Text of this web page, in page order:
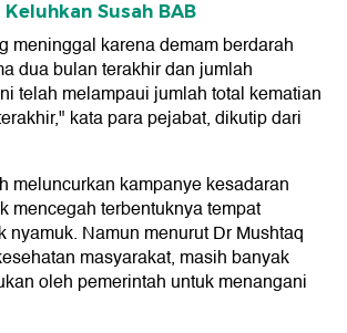
Susah BAB
meninggal karena demam berdarah
dua bulan terakhir dan jumlah
telah melampaui jumlah total kematian
kata para pejabat, dikutip dari
meluncurkan kampanye kesadaran
mencegah terbentuknya tempat
nyamuk. Namun menurut Dr Mushtaq
masyarakat, masih banyak
oleh pemerintah untuk menangani